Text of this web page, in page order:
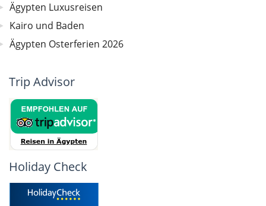
Ägypten Luxusreisen
Kairo und Baden
Ägypten Osterferien 2026
Trip Advisor
Holiday Check